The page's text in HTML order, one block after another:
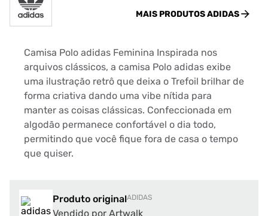
MAIS PRODUTOSADIDAS
Camisa Polo adidas Feminina Inspirada nos
arquivos clássicos, a camisa Polo adidas exibe
uma ilustração retrô que deixa o Trefoil brilhar de
forma criativa dando uma vibe nítida para
manter as coisas clássicas. Confeccionada em
algodão permanece confortável o dia todo,
permitindo que você fique fora de casa o tempo
que quiser.
Produto originalADIDAS
Vendido por Artwalk